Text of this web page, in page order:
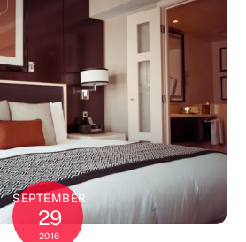
SEPTEMBER
29
2016